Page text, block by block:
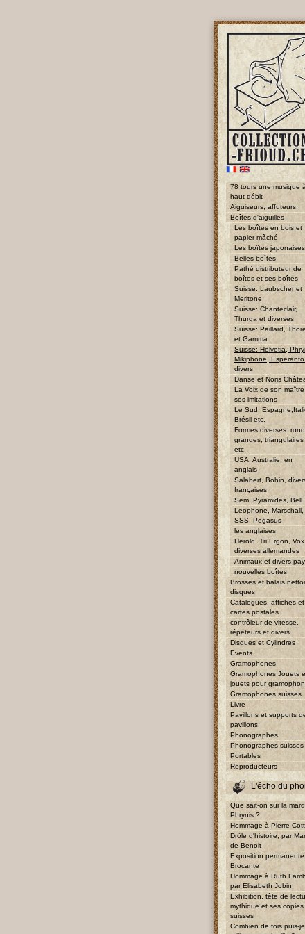
78 tours une musique à
haut débit
Aiguiseurs, affuteurs
Boîtes d'aiguilles
Les boîtes en bois et
papier mâché
Les boîtes japonaises
Belles boîtes
Pathé distributeur de
boîtes et ses boîtes
Suisse: Laubscher et
Meritone
Suisse: Chanteclair,
Thurga et diverses
Suisse: Paillard,
et Gamma
Suisse: Helvetia,
Mikiphone,
divers
Danse et Noris
La Voix de son
ses imitations
Le Sud,
Brésil etc.
Formes diverses:
grandes, triangulaires
etc.
USA, Australie, en
anglais
Salabert, Bohin,
françaises
Sem, Pyramides, Bell
Leophone, Marschall,
SSS, Pegasus
les anglaises
Herold, Tri Ergon, Vox,
diverses allemandes
Animaux et divers
nouvelles boîtes
Brosses et balais
disques
Catalogues, affiches et
cartes postales
contrôleur de vitesse,
répéteurs et divers
Disques et Cylindres
Events
Gramophones
Gramophones Jouets
jouets pour
Gramophones suisses
Livre
Pavillons et supports
pavillons
Phonographes
Phonographes suisses
Portables
Reproducteurs
L'écho du
Que sait-on sur la
Phrynis ?
Hommage à Pierre
Drôle d'histoire, par
de Benoit
Exposition
Brocante
Hommage à Ruth
par Elisabeth Jobin
Exhibition, tête de
mythique et ses copies
suisses
Combien de fois puis-je